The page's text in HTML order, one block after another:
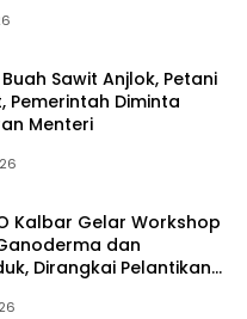
Sawit Anjlok, Petani
Pemerintah Diminta
Menteri
Kalbar Gelar Workshop
dan
Dirangkai Pelantikan
2024–2029